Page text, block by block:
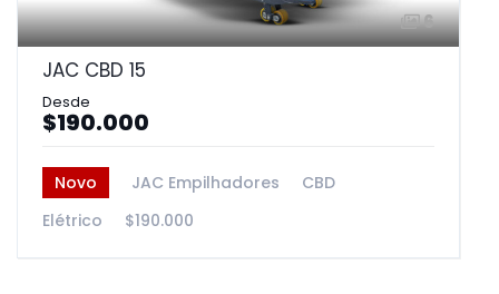
6
JAC CBD 15
$190.000
Novo JAC Empilhadores
CBD
Elétrico
$190.000